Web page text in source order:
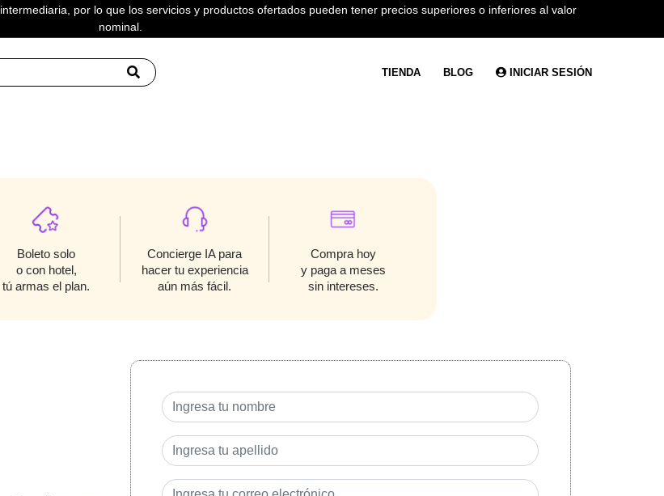
por lo que los servicios y productos ofertados pueden tener precios superiores o inferiores al valor
nominal.
TIENDA BLOG INICIAR SESIÓN
Boleto solo
o con hotel,
tú armas el plan.
Concierge IA para
hacer tu experiencia
aún más fácil.
Compra hoy
y paga a meses
sin intereses.